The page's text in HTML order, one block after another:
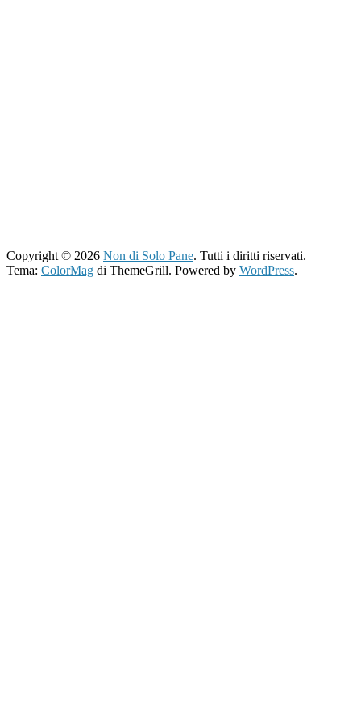
Copyright © 2026 Non di Solo Pane. Tutti i diritti riservati.
Tema: ColorMag di ThemeGrill. Powered by WordPress.